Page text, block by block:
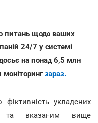
питань щодо ваших
24/7 у системі
на понад 6,5 млн
моніторингзараз.
укладених
та вказаним вище